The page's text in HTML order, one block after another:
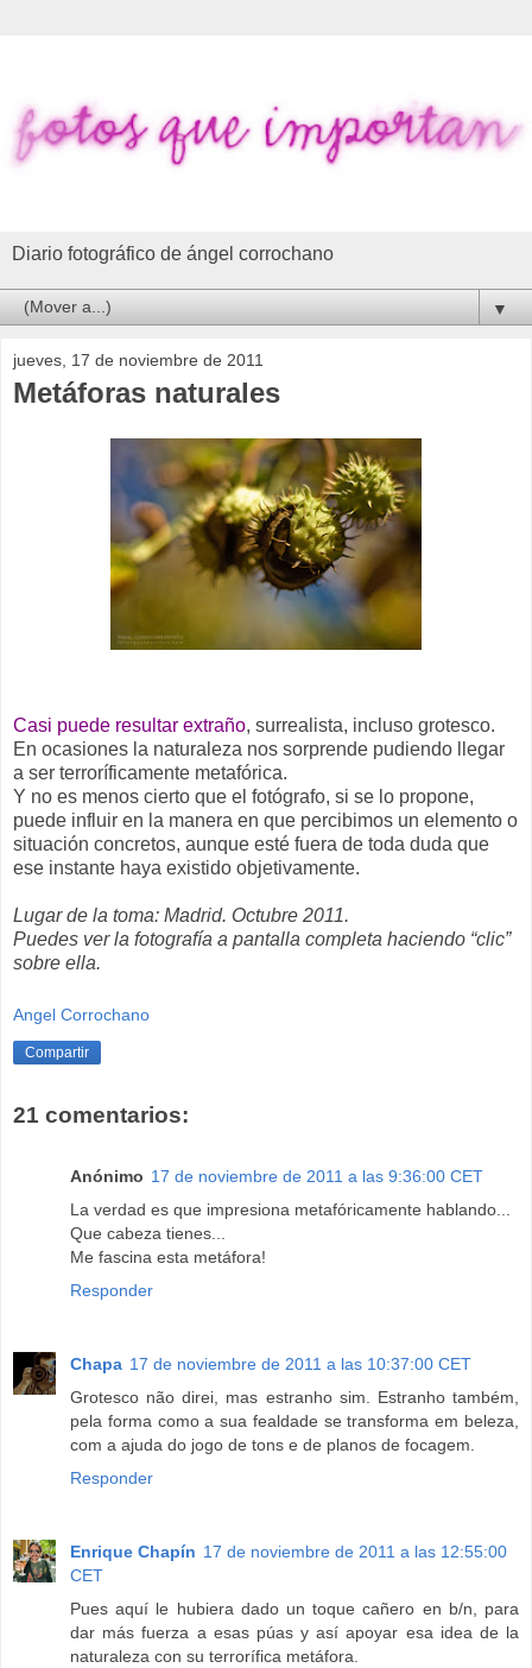
Diario fotográfico de ángel corrochano
▼
jueves, 17 de noviembre de 2011
Metáforas naturales
Casi puede resultar extraño, surrealista, incluso grotesco.
En ocasiones la naturaleza nos sorprende pudiendo llegar
a ser terroríficamente metafórica.
Y no es menos cierto que el fotógrafo, si se lo propone,
puede influir en la manera en que percibimos un elemento o
situación concretos, aunque esté fuera de toda duda que
ese instante haya existido objetivamente.
Lugar de la toma: Madrid. Octubre 2011.
Puedes ver la fotografía a pantalla completa haciendo “clic”
sobre ella.
Angel Corrochano
Compartir
21 comentarios:
Anónimo 17 de noviembre de 2011 a las 9:36:00 CET
La verdad es que impresiona metafóricamente hablando...
Que cabeza tienes...
Me fascina esta metáfora!
Responder
Chapa 17 de noviembre de 2011 a las 10:37:00 CET
Grotesco não direi, mas estranho sim. Estranho também,
pela forma como a sua fealdade se transforma em beleza,
com a ajuda do jogo de tons e de planos de focagem.
Responder
Enrique Chapín 17 de noviembre de 2011 a las 12:55:00
CET
Pues aquí le hubiera dado un toque cañero en b/n, para
dar más fuerza a esas púas y así apoyar esa idea de la
naturaleza con su terrorífica metáfora.